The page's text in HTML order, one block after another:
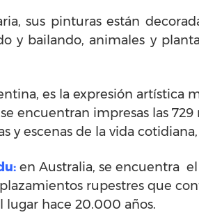
sus pinturas están
y bailando, animales y
es la expresión artística
encuentran impresas las
y escenas de la vida
en Australia, se encuentra
rupestres que
lugar hace 20.000 años.